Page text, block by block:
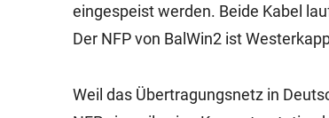
eingespeist werden. Beide Kabel
Der NFP von BalWin2 ist
Weil das Übertragungsnetz in